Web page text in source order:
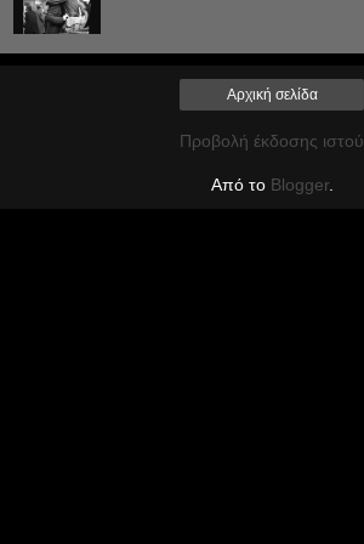
Αρχική σελίδα
Προβολή έκδοσης ιστού
Από το Blogger.